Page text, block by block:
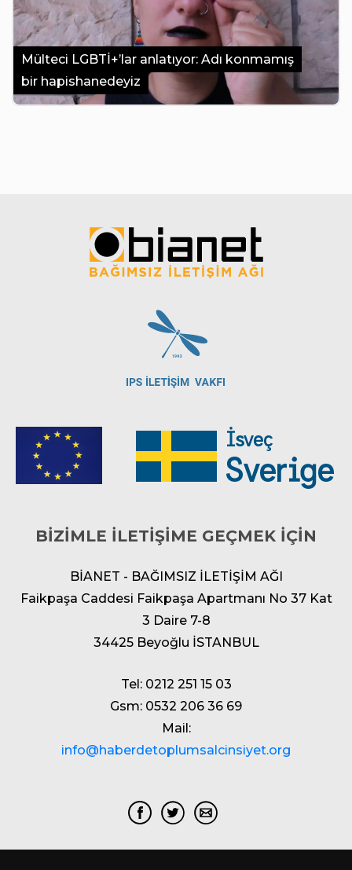
Mülteci LGBTİ+’lar anlatıyor: Adı konmamış
bir hapishanedeyiz
BİZİMLE İLETİŞİME GEÇMEK İÇİN
BİANET - BAĞIMSIZ İLETİŞİM AĞI
Faikpaşa Caddesi Faikpaşa Apartmanı No 37 Kat
3 Daire 7-8
34425 Beyoğlu İSTANBUL
Tel: 0212 251 15 03
Gsm: 0532 206 36 69
Mail:
info@haberdetoplumsalcinsiyet.org